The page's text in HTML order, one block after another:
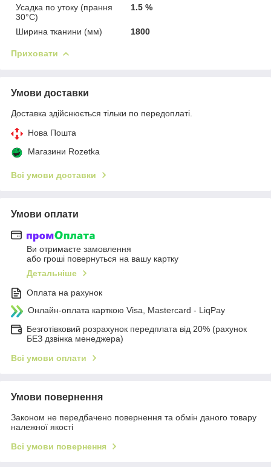
Усадка по утоку (прання
30°C)
1.5 %
Ширина тканини (мм) 1800
Приховати
Умови доставки
Доставка здійснюється тільки по передоплаті.
Нова Пошта
Магазини Rozetka
Всі умови доставки
Умови оплати
Ви отримаєте замовлення
або гроші повернуться на вашу картку
Детальніше
Оплата на рахунок
Онлайн-оплата карткою Visa, Mastercard - LiqPay
Безготівковий розрахунок передплата від 20% (рахунок
БЕЗ дзвінка менеджера)
Всі умови оплати
Умови повернення
Законом не передбачено повернення та обмін даного товару
належної якості
Всі умови повернення